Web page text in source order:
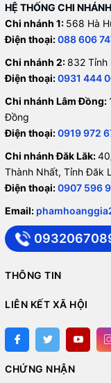
HỆ THỐNG CHI NHÁNH
Chi nhánh 1: 568 Hà
Điện thoại:088 606
Chi nhánh 2: 832 Tỉnh
Điện thoại:0931 444
Chi nhánh Lâm Đồng:
Đồng
Điện thoại:0919 972
Chi nhánh Đăk Lăk:
Thành Nhất, Tỉnh Đăk
Điện thoại:0907 596
Email:
THÔNG TIN
LIÊN KẾT XÃ HỘI
CHỨNG NHẬN